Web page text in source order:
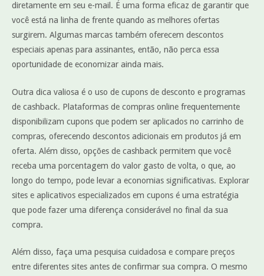
diretamente em seu e-mail. É uma forma eficaz de garantir que
você está na linha de frente quando as melhores ofertas
surgirem. Algumas marcas também oferecem descontos
especiais apenas para assinantes, então, não perca essa
oportunidade de economizar ainda mais.
Outra dica valiosa é o uso de cupons de desconto e programas
de cashback. Plataformas de compras online frequentemente
disponibilizam cupons que podem ser aplicados no carrinho de
compras, oferecendo descontos adicionais em produtos já em
oferta. Além disso, opções de cashback permitem que você
receba uma porcentagem do valor gasto de volta, o que, ao
longo do tempo, pode levar a economias significativas. Explorar
sites e aplicativos especializados em cupons é uma estratégia
que pode fazer uma diferença considerável no final da sua
compra.
Além disso, faça uma pesquisa cuidadosa e compare preços
entre diferentes sites antes de confirmar sua compra. O mesmo